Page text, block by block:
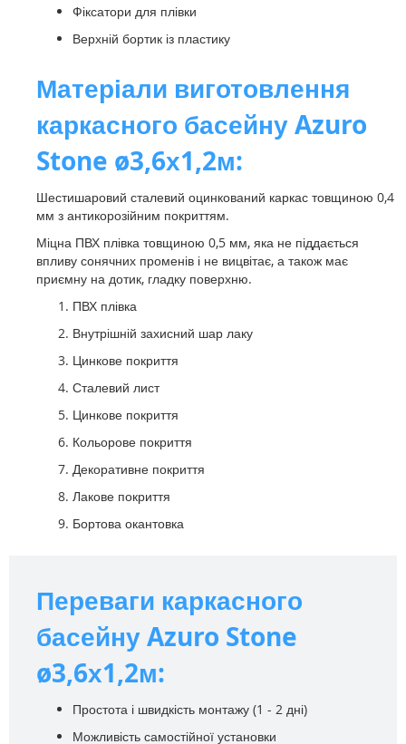
Фіксатори для плівки
Верхній бортик із пластику
Матеріали виготовлення
каркасного басейну Azuro
Stone ø3,6х1,2м:
Шестишаровий сталевий оцинкований каркас товщиною 0,4
мм з антикорозійним покриттям.
Міцна ПВХ плівка товщиною 0,5 мм, яка не піддається
впливу сонячних променів і не вицвітає, а також має
приємну на дотик, гладку поверхню.
ПВХ плівка
Внутрішній захисний шар лаку
Цинкове покриття
Сталевий лист
Цинкове покриття
Кольорове покриття
Декоративне покриття
Лакове покриття
Бортова окантовка
Переваги каркасного
басейну Azuro Stone
ø3,6х1,2м:
Простота і швидкість монтажу (1 - 2 дні)
Можливість самостійної установки